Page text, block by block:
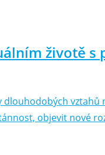
životě s
objevit nové